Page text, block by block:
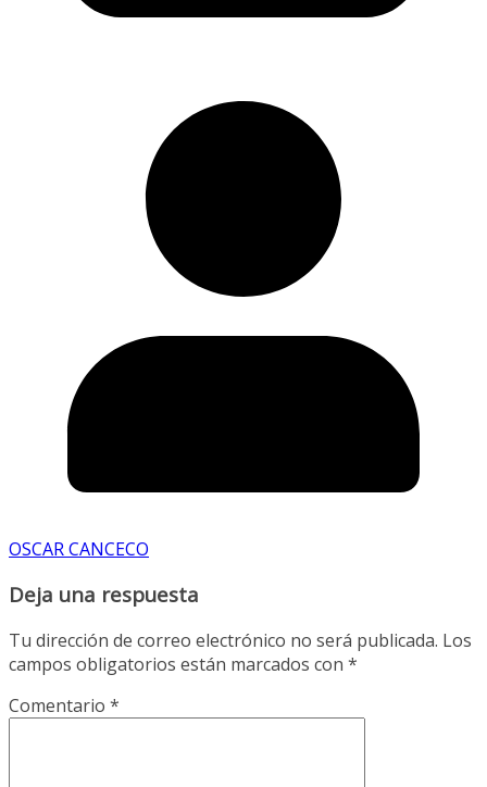
OSCAR CANCECO
Deja una respuesta
Tu dirección de correo electrónico no será publicada. Los
campos obligatorios están marcados con *
Comentario *